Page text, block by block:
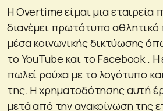
Η Overtime είμαι μια εταιρεία
διανέμει πρωτότυπο αθλητικό
μέσα κοινωνικής δικτύωσης
το YouTube και το Facebook . Η
πωλεί ρούχα με το λογότυπο
της. Η χρηματοδότησης αυτή
μετά από την ανακοίνωση της